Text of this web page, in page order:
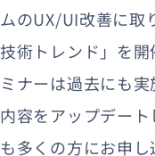
ムのUX/UI改善に取
技術トレンド」を
ミナーは過去にも
内容をアップデー
も多くの方にお申